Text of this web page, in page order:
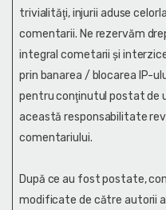
trivialităţi, injurii aduse
comentarii. Ne rezervăm
integral cometarii și
prin banarea / blocarea IP-
pentru conţinutul postat de
această responsabilitate
comentariului.
După ce au fost postate,
modificate de către autorii